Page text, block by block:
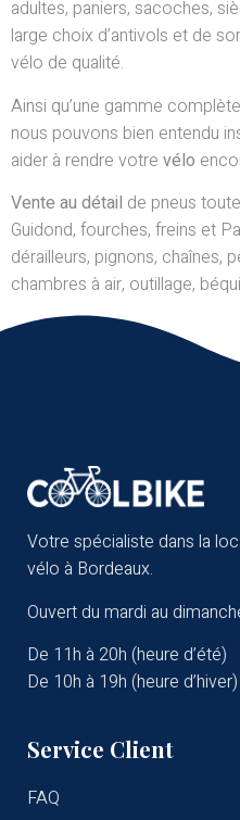
adultes, paniers, sacoches,
large choix d’antivols et de
vélo de qualité.
Ainsi qu’une gamme
nous pouvons bien entendu
aider à rendre votre vélo
Vente au détail de pneus
Guidond, fourches, freins et
dérailleurs, pignons, chaînes,
chambres à air, outillage,
Votre spécialiste dans la
vélo à Bordeaux.
Ouvert du mardi au
De 11h à 20h (heure d’été)
De 10h à 19h (heure d’hiver)
Service Client
FAQ